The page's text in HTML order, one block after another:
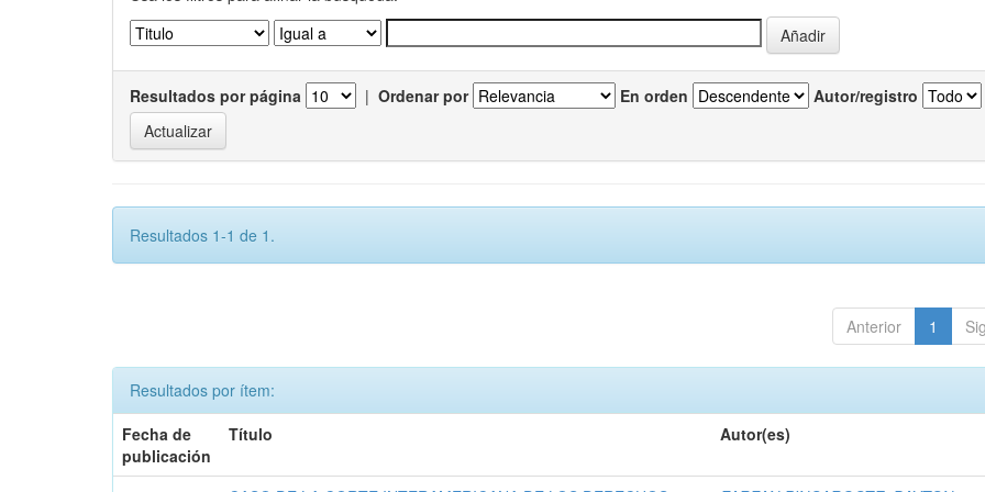
Resultados por página | Ordenar por En orden Autor/registro
Resultados 1-1 de 1.
Anterior 1
Resultados por ítem:
Fecha de
publicación
Título Autor(es)